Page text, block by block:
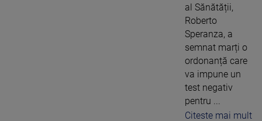
al Sănătății,
Roberto
Speranza, a
semnat marți o
ordonanță care
va impune un
test negativ
pentru ...
Citeste mai mult